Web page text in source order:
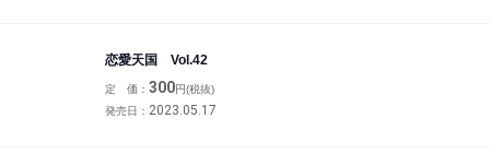
恋愛天国 Vol.42
定 価： 300円(税抜)
発売日： 2023.05.17